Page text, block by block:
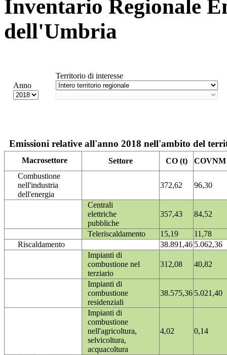
Inventario Regionale
dell'Umbria
Anno
Territorio di interesse
Emissioni relative all'anno 2018 nell'ambito del
Macrosettore Settore CO (t)
COVNM
Combustione
nell'industria
dell'energia
372,62 96,30
Centrali
elettriche
pubbliche
357,43 84,52
Teleriscaldamento 15,19
11,78
Riscaldamento
38.891,46 5.062,36
Impianti di
combustione nel
terziario
312,08 40,82
Impianti di
combustione
residenziali
38.575,36 5.021,40
Impianti di
combustione
nell'agricoltura,
selvicoltura,
acquacoltura
4,02 0,14